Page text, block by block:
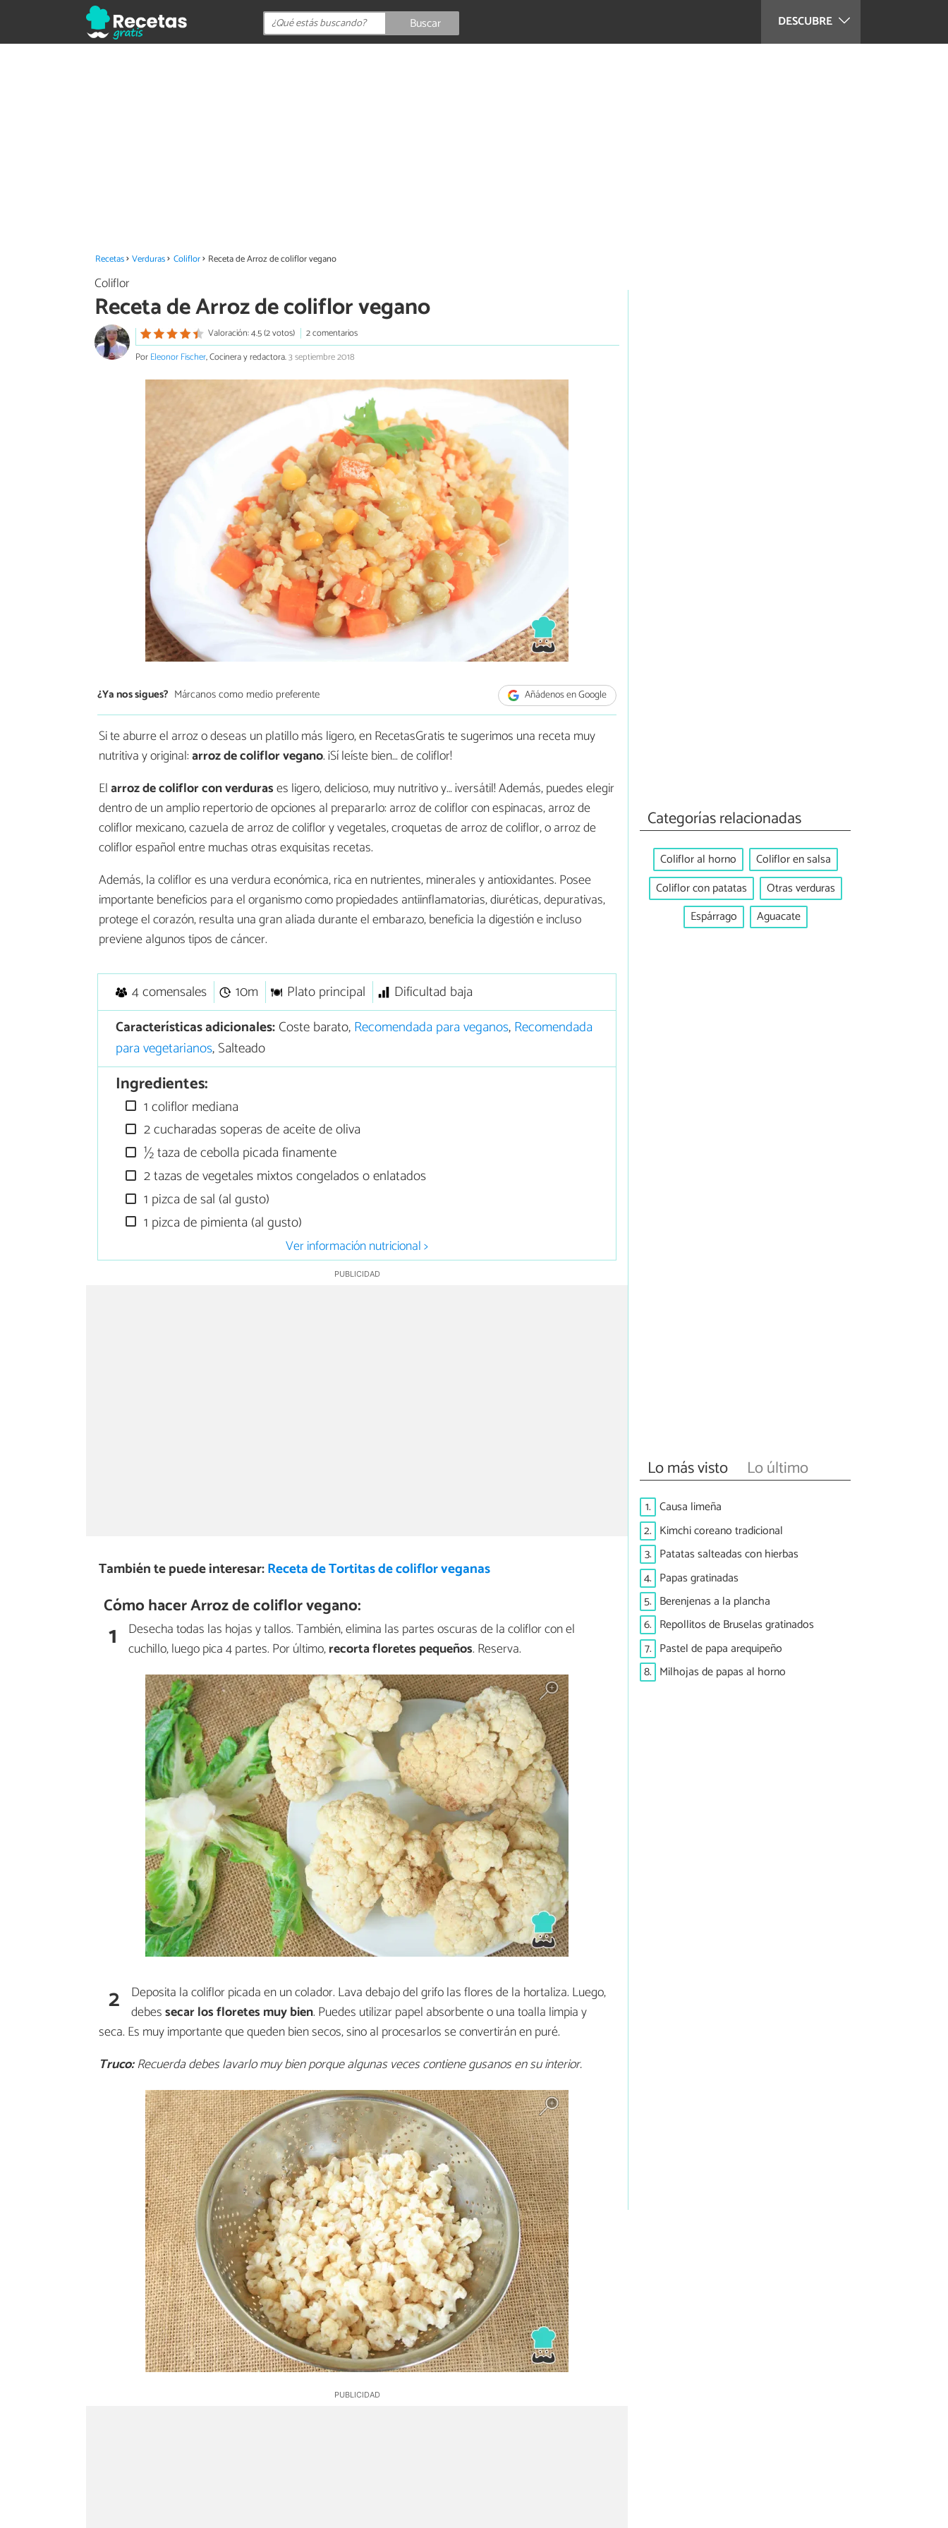
DESCUBRE
Buscar
Recetas Verduras Coliflor Receta de Arroz de coliflor vegano
Coliflor
Receta de Arroz de coliflor vegano
Valoración: 4.5 (2 votos)
2 comentarios
PorEleonor Fischer, Cocinera y redactora.3 septiembre 2018
¿Ya nos sigues? Márcanos como medio preferente Añádenos en Google
Si te aburre el arroz o deseas un platillo más ligero, en RecetasGratis te sugerimos una receta muy
nutritiva y original:arroz de coliflor vegano. ¡Sí leíste bien… de coliflor!
Elarroz de coliflor con verdurases ligero, delicioso, muy nutritivo y… ¡versátil! Además, puedes elegir
dentro de un amplio repertorio de opciones al prepararlo: arroz de coliflor con espinacas, arroz de
coliflor mexicano, cazuela de arroz de coliflor y vegetales, croquetas de arroz de coliflor, o arroz de
coliflor español entre muchas otras exquisitas recetas.
Además, la coliflor es una verdura económica, rica en nutrientes, minerales y antioxidantes. Posee
importante beneficios para el organismo como propiedades antiinflamatorias, diuréticas, depurativas,
protege el corazón, resulta una gran aliada durante el embarazo, beneficia la digestión e incluso
previene algunos tipos de cáncer.
4 comensales 10m Plato principal
Dificultad baja
Características adicionales:Coste barato,Recomendada para veganos,Recomendada
para vegetarianos, Salteado
Ingredientes:
1 coliflor mediana
2 cucharadas soperas de aceite de oliva
½ taza de cebolla picada finamente
2 tazas de vegetales mixtos congelados o enlatados
1 pizca de sal (al gusto)
1 pizca de pimienta (al gusto)
Ver información nutricional >
También te puede interesar:Receta de Tortitas de coliflor veganas
Cómo hacer Arroz de coliflor vegano:
1
Desecha todas las hojas y tallos. También, elimina las partes oscuras de la coliflor con el
cuchillo, luego pica 4 partes. Por último,recorta floretes pequeños. Reserva.
2 Deposita la coliflor picada en un colador. Lava debajo del grifo las flores de la hortaliza. Luego,
debessecar los floretes muy bien. Puedes utilizar papel absorbente o una toalla limpia y
seca. Es muy importante que queden bien secos, sino al procesarlos se convertirán en puré.
Truco:Recuerda debes lavarlo muy bien porque algunas veces contiene gusanos en su interior.
Categorías relacionadas
Coliflor al horno
Coliflor en salsa
Coliflor con patatas
Otras verduras
Espárrago
Aguacate
Lo más visto Lo último
1. Causa limeña
2. Kimchi coreano tradicional
3. Patatas salteadas con hierbas
4. Papas gratinadas
5. Berenjenas a la plancha
6. Repollitos de Bruselas gratinados
7. Pastel de papa arequipeño
8. Milhojas de papas al horno